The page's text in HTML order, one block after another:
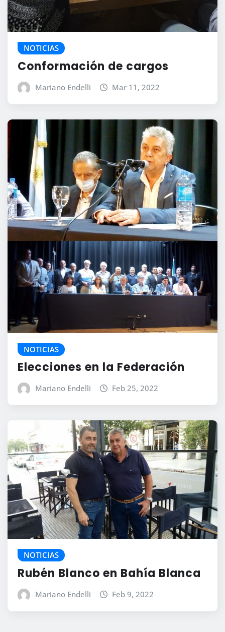
NOTICIAS
Conformación de cargos
Mariano Endelli Mar 11, 2022
NOTICIAS
Elecciones en la Federación
Mariano Endelli Feb 25, 2022
NOTICIAS
Rubén Blanco en Bahía Blanca
Mariano Endelli Feb 9, 2022